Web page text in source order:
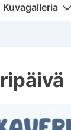
Kuvagalleria